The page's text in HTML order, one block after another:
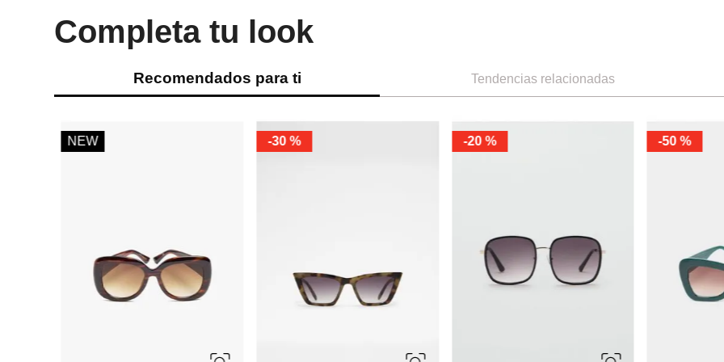
Completa tu look
Recomendados para ti Tendencias relacionadas
NEW -30 % -20 % -50 %